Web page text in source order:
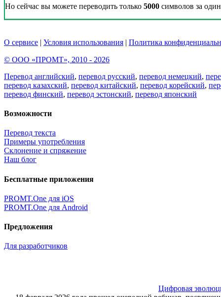
Но сейчас вы можете переводить только 5000 символов за один
О сервисе | Условия использования | Политика
© ООО «ПРОМТ», 2010 - 2026
Перевод английский, перевод русский, перевод немецкий,
перевод казахский, перевод китайский, перевод корейский,
перевод финский, перевод эстонский, перевод японский
Возможности
Перевод текста
Примеры употребления
Склонение и спряжение
Наш блог
Бесплатные приложения
PROMT.One для iOS
PROMT.One для Android
Предложения
Для разработчиков
Цифровая